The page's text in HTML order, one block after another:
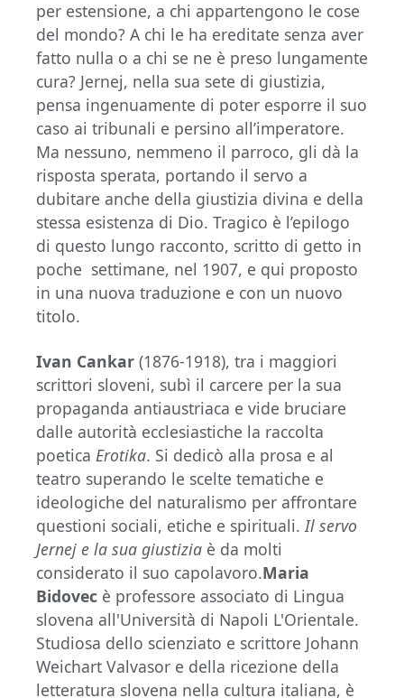
per estensione, a chi appartengono le cose
del mondo? A chi le ha ereditate senza aver
fatto nulla o a chi se ne è preso lungamente
cura? Jernej, nella sua sete di giustizia,
pensa ingenuamente di poter esporre il suo
caso ai tribunali e persino all’imperatore.
Ma nessuno, nemmeno il parroco, gli dà la
risposta sperata, portando il servo a
dubitare anche della giustizia divina e della
stessa esistenza di Dio. Tragico è l’epilogo
di questo lungo racconto, scritto di getto in
poche settimane, nel 1907, e qui proposto
in una nuova traduzione e con un nuovo
titolo.
Ivan Cankar (1876-1918), tra i maggiori
scrittori sloveni, subì il carcere per la sua
propaganda antiaustriaca e vide bruciare
dalle autorità ecclesiastiche la raccolta
poetica Erotika. Si dedicò alla prosa e al
teatro superando le scelte tematiche e
ideologiche del naturalismo per affrontare
questioni sociali, etiche e spirituali.Il servo
Jernej e la sua giustizia è da molti
considerato il suo capolavoro.Maria
Bidovec è professore associato di Lingua
slovena all'Università di Napoli L'Orientale.
Studiosa dello scienziato e scrittore Johann
Weichart Valvasor e della ricezione della
letteratura slovena nella cultura italiana, è